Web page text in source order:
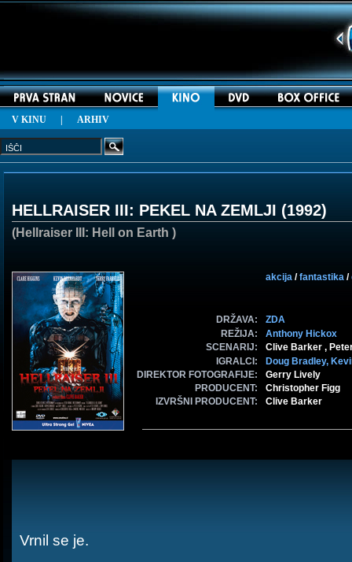
V KINU ARHIV
HELLRAISER III: PEKEL NA ZEMLJI (1992)
(Hellraiser III: Hell on Earth )
akcija /fantastika /
DRŽAVA:
ZDA
REŽIJA:
Anthony Hickox
SCENARIJ:
Clive Barker ,
IGRALCI:
Doug Bradley,
DIREKTOR FOTOGRAFIJE:
Gerry Lively
PRODUCENT:
Christopher Figg
IZVRŠNI PRODUCENT:
Clive Barker
Vrnil se je.